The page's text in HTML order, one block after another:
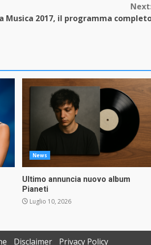
Musica 2017, il programma
News
Ultimo annuncia nuovo album
Pianeti
Luglio 10, 2026
Disclaimer Privacy Policy